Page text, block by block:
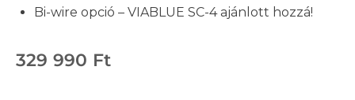
Bi-wire opció – VIABLUE SC-4 ajánlott hozzá!
329 990 Ft